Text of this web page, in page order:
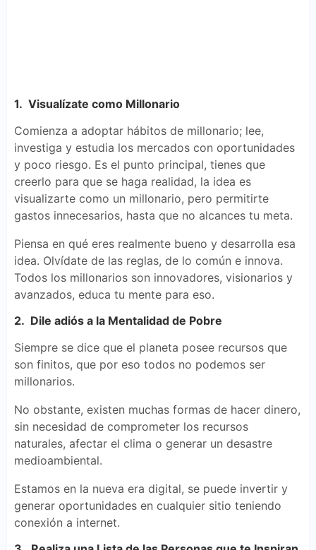
1. Visualízate como Millonario
Comienza a adoptar hábitos de millonario; lee,
investiga y estudia los mercados con oportunidades
y poco riesgo. Es el punto principal, tienes que
creerlo para que se haga realidad, la idea es
visualizarte como un millonario, pero permitirte
gastos innecesarios, hasta que no alcances tu meta.
Piensa en qué eres realmente bueno y desarrolla esa
idea. Olvídate de las reglas, de lo común e innova.
Todos los millonarios son innovadores, visionarios y
avanzados, educa tu mente para eso.
2. Dile adiós a la Mentalidad de Pobre
Siempre se dice que el planeta posee recursos que
son finitos, que por eso todos no podemos ser
millonarios.
No obstante, existen muchas formas de hacer dinero,
sin necesidad de comprometer los recursos
naturales, afectar el clima o generar un desastre
medioambiental.
Estamos en la nueva era digital, se puede invertir y
generar oportunidades en cualquier sitio teniendo
conexión a internet.